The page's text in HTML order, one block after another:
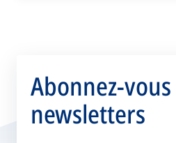
Abonnez-
newsletters